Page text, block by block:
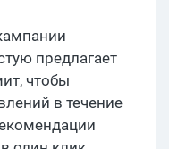
предлагает
чтобы
в течение